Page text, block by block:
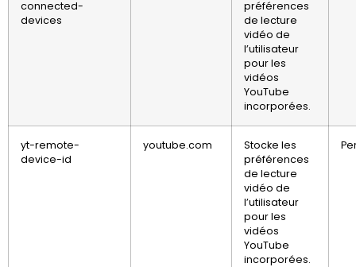
connected-
devices
préférences
de lecture
vidéo de
l’utilisateur
pour les
vidéos
YouTube
incorporées.
yt-remote-
device-id
youtube.com
Stocke les
préférences
de lecture
vidéo de
l’utilisateur
pour les
vidéos
YouTube
incorporées.